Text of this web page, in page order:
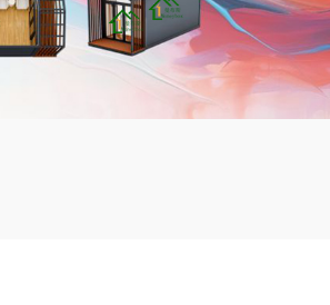
mbshou
se.com